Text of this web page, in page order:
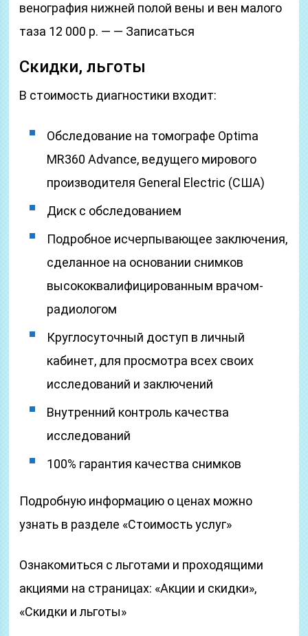
венография нижней полой вены и вен малого
таза 12 000 р. — — Записаться
Скидки, льготы
В стоимость диагностики входит:
Обследование на томографе Optima
MR360 Advance, ведущего мирового
производителя General Electric (США)
Диск с обследованием
Подробное исчерпывающее заключения,
сделанное на основании снимков
высококвалифицированным врачом-
радиологом
Круглосуточный доступ в личный
кабинет, для просмотра всех своих
исследований и заключений
Внутренний контроль качества
исследований
100% гарантия качества снимков
Подробную информацию о ценах можно
узнать в разделе «Стоимость услуг»
Ознакомиться с льготами и проходящими
акциями на страницах: «Акции и скидки»,
«Скидки и льготы»